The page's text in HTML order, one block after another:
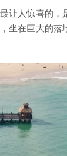
人惊喜的，
坐在巨大的